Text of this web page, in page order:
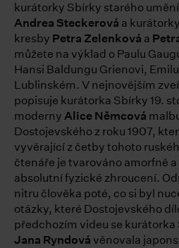
kurátorky Sbírky starého
Andrea Steckerová a
kresby Petra Zelenková a
můžete na výklad o Paulu
Hansi Baldungu Grienovi,
Lublinském. V nejnovějším
popisuje kurátorka Sbírky 19.
moderny Alice Němcová
Dostojevského z roku 1907,
vyvěrající z četby tohoto
čtenáře je tvarováno amorfně
absolutní fyzické zhroucení.
nitru člověka poté, co si byl
otázky, které Dostojevského
předchozím videu se kurátorka
Jana Ryndová věnovala